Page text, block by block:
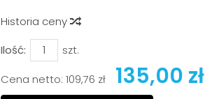
Historia ceny
Ilość:
szt.
Cena netto:109,76 zł 135,00 zł